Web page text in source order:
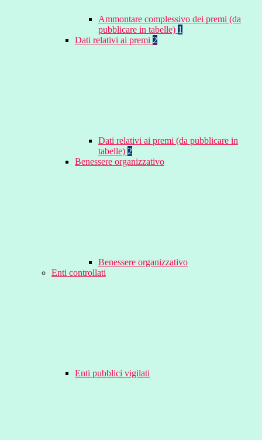
Ammontare complessivo dei premi (da
pubblicare in tabelle) 1
Dati relativi ai premi 2
Dati relativi ai premi (da pubblicare in
tabelle) 2
Benessere organizzativo
Benessere organizzativo
Enti controllati
Enti pubblici vigilati